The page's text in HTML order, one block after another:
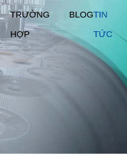
TRƯỜNG
HỢP
BLOGTIN
TỨC